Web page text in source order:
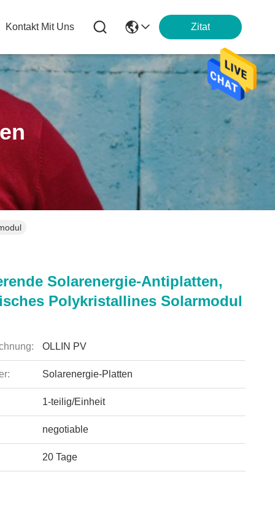
Kontakt Mit Uns Zitat
Solarenergie-Antiplatten,
Polykristallines Solarmodul
OLLIN PV
Solarenergie-Platten
1-teilig/Einheit
negotiable
20 Tage